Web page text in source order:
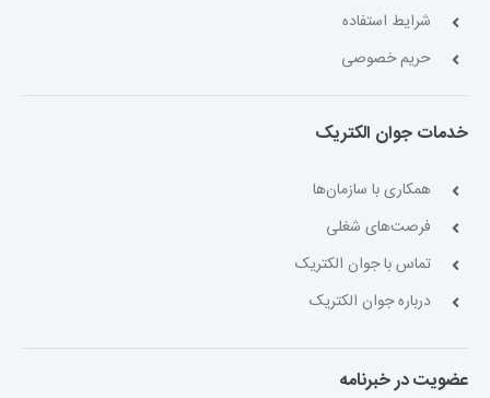
شرایط استفاده
حریم خصوصی
خدمات جوان الکتریک
همکاری با سازمان‌ها
فرصت‌های شغلی
تماس با جوان الکتریک
درباره جوان الکتریک
عضویت در خبرنامه